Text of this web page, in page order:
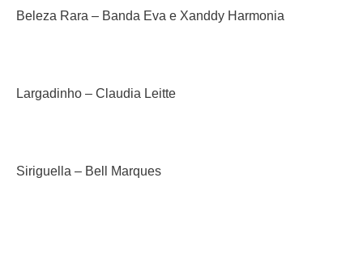
Beleza Rara – Banda Eva e Xanddy Harmonia
Largadinho – Claudia Leitte
Siriguella – Bell Marques